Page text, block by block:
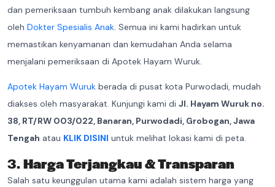
dan pemeriksaan tumbuh kembang anak dilakukan langsung
oleh Dokter Spesialis Anak . Semua ini kami hadirkan untuk
memastikan kenyamanan dan kemudahan Anda selama
menjalani pemeriksaan di Apotek Hayam Wuruk.
Apotek Hayam Wuruk berada di pusat kota Purwodadi, mudah
diakses oleh masyarakat. Kunjungi kami di Jl. Hayam Wuruk no.
38, RT/RW 003/022, Banaran, Purwodadi, Grobogan, Jawa
Tengah atau KLIK DISINI untuk melihat lokasi kami di peta.
3.Harga Terjangkau & Transparan
Salah satu keunggulan utama kami adalah sistem harga yang